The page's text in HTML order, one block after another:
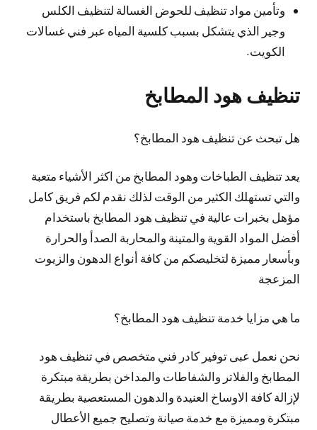
وتأمين مواد تنظيف للحوض الغسالة لتنظيف الكلس
وجير الذي يتشكل بسبب كلسية المياه عبر فني غسالات
الكويت.
تنظيف هود المطابخ
هل تبحث عن تنظيف هود المطابخ؟
يعد تنظيف الطباخات وهود المطابخ من اكثر الأشياء متعبة
والتي تستهلك الكثير من الوقت لذلك نقدم لكم فريق كامل
مؤهل بخبرات عالية في تنظيف هود المطابخ باستخدام
أفضل المواد القوية والمتينة والمحاربة الصدأ والحرارة
وبأسعار مميزة لتخليصكم من كافة أنواع الدهون والزيوت
المزعجة
ما هي مزايا خدمة تنظيف هود المطابخ؟
نحن نعمل عبى توفير كادر فني متخصص في تنظيف هود
المطابخ والفلاتر والشفاطات والمداخن بطريقة مبتكرة
لإزالة كافة الاوساخ العنيدة والدهون المستعصية بطريقة
مبتكرة ومميزة مع خدمة صيانة وتصليح جميع الأعطال